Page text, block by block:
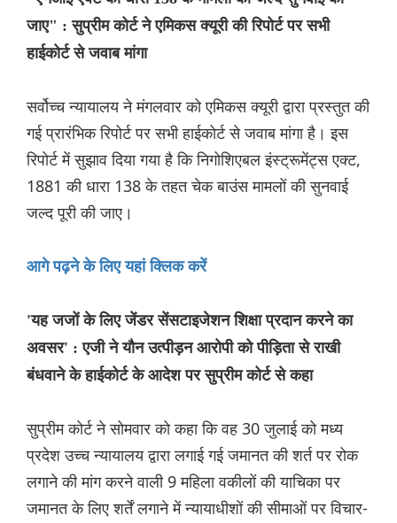
जाए" : सुप्रीम कोर्ट ने एमिकस क्यूरी की रिपोर्ट पर सभी
हाईकोर्ट से जवाब मांगा
सर्वोच्च न्यायालय ने मंगलवार को एमिकस क्यूरी द्वारा प्रस्तुत की
गई प्रारंभिक रिपोर्ट पर सभी हाईकोर्ट से जवाब मांगा है। इस
रिपोर्ट में सुझाव दिया गया है कि निगोशिएबल इंस्ट्रूमेंट्स एक्ट,
1881 की धारा 138 के तहत चेक बाउंस मामलों की सुनवाई
जल्द पूरी की जाए।
आगे पढ़ने के लिए यहां क्लिक करें
'यह जजों के लिए जेंडर सेंसटाइजेशन शिक्षा प्रदान करने का
अवसर' : एजी ने यौन उत्पीड़न आरोपी को पीड़िता से राखी
बंधवाने के हाईकोर्ट के आदेश पर सुप्रीम कोर्ट से कहा
सुप्रीम कोर्ट ने सोमवार को कहा कि वह 30 जुलाई को मध्य
प्रदेश उच्च न्यायालय द्वारा लगाई गई जमानत की शर्त पर रोक
लगाने की मांग करने वाली 9 महिला वकीलों की याचिका पर
जमानत के लिए शर्तें लगाने में न्यायाधीशों की सीमाओं पर विचार-